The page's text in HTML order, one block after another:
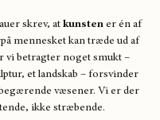
skrev, at kunsten er én af
mennesket kan træde ud af
vi betragter noget smukt –
et landskab – forsvinder
væsener. Vi er der
ikke stræbende.